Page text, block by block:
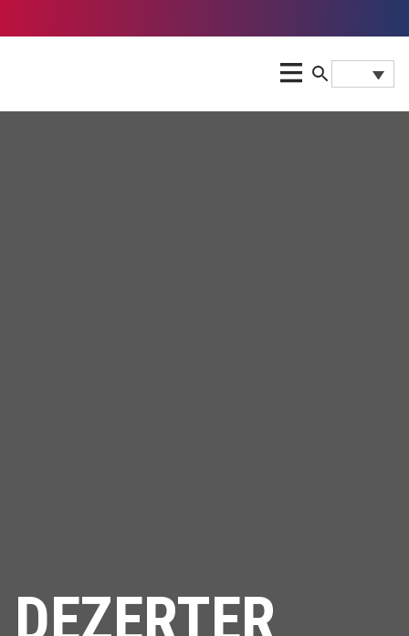
DEZERTER